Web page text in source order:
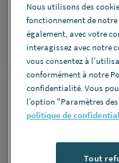
REF 41069
Nous utilisons des
fonctionnement de
également, avec votre
interagissez avec notre
vous consentez à
conformément à notre
confidentialité. Vous
l’option "Paramètres des
politique de
Tout